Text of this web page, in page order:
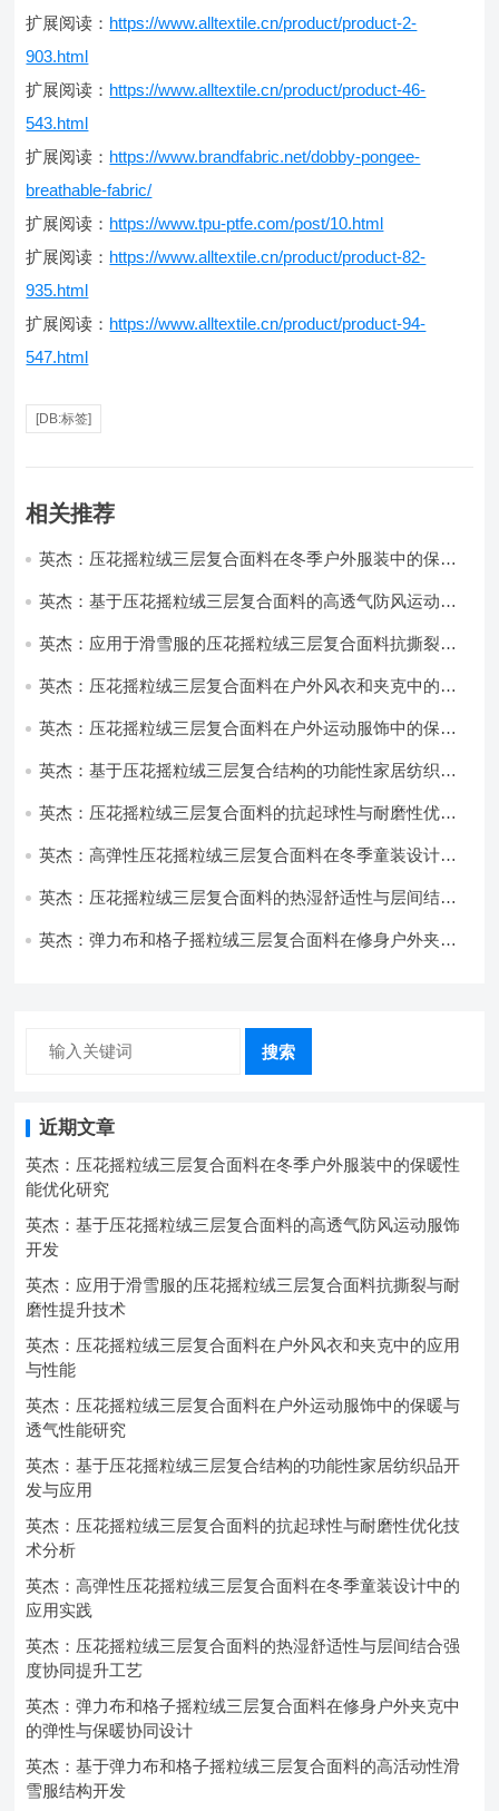
扩展阅读： https://www.alltextile.cn/product/product-2-
903.html
扩展阅读： https://www.alltextile.cn/product/product-46-
543.html
扩展阅读： https://www.brandfabric.net/dobby-pongee-
breathable-fabric/
扩展阅读： https://www.tpu-ptfe.com/post/10.html
扩展阅读： https://www.alltextile.cn/product/product-82-
935.html
扩展阅读： https://www.alltextile.cn/product/product-94-
547.html
[DB:标签]
相关推荐
英杰：压花摇粒绒三层复合面料在冬季户外服装中的保暖
英杰：基于压花摇粒绒三层复合面料的高透气防风运动服
英杰：应用于滑雪服的压花摇粒绒三层复合面料抗撕裂与
英杰：压花摇粒绒三层复合面料在户外风衣和夹克中的应
英杰：压花摇粒绒三层复合面料在户外运动服饰中的保暖
英杰：基于压花摇粒绒三层复合结构的功能性家居纺织品
英杰：压花摇粒绒三层复合面料的抗起球性与耐磨性优化
英杰：高弹性压花摇粒绒三层复合面料在冬季童装设计中
英杰：压花摇粒绒三层复合面料的热湿舒适性与层间结合
英杰：弹力布和格子摇粒绒三层复合面料在修身户外夹克
搜索
近期文章
英杰：压花摇粒绒三层复合面料在冬季户外服装中的保暖性
能优化研究
英杰：基于压花摇粒绒三层复合面料的高透气防风运动服饰
开发
英杰：应用于滑雪服的压花摇粒绒三层复合面料抗撕裂与耐
磨性提升技术
英杰：压花摇粒绒三层复合面料在户外风衣和夹克中的应用
与性能
英杰：压花摇粒绒三层复合面料在户外运动服饰中的保暖与
透气性能研究
英杰：基于压花摇粒绒三层复合结构的功能性家居纺织品开
发与应用
英杰：压花摇粒绒三层复合面料的抗起球性与耐磨性优化技
术分析
英杰：高弹性压花摇粒绒三层复合面料在冬季童装设计中的
应用实践
英杰：压花摇粒绒三层复合面料的热湿舒适性与层间结合强
度协同提升工艺
英杰：弹力布和格子摇粒绒三层复合面料在修身户外夹克中
的弹性与保暖协同设计
英杰：基于弹力布和格子摇粒绒三层复合面料的高活动性滑
雪服结构开发